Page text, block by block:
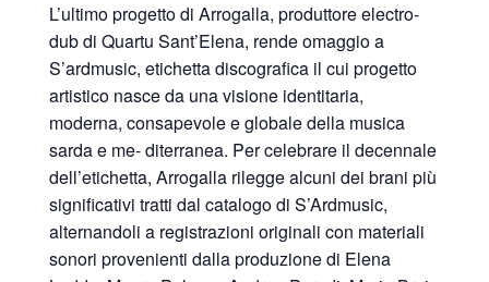
L’ultimo progetto di Arrogalla, produttore electro-
dub di Quartu Sant’Elena, rende omaggio a
S’ardmusic, etichetta discografica il cui progetto
artistico nasce da una visione identitaria,
moderna, consapevole e globale della musica
sarda e me- diterranea. Per celebrare il decennale
dell’etichetta, Arrogalla rilegge alcuni dei brani più
significativi tratti dal catalogo di S’Ardmusic,
alternandoli a registrazioni originali con materiali
sonori provenienti dalla produzione di Elena